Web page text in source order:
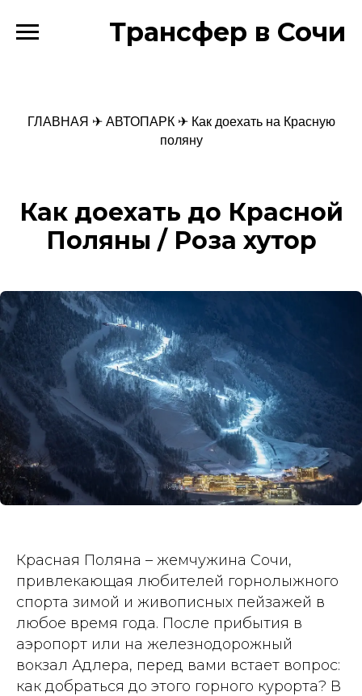
Трансфер в Сочи
ГЛАВНАЯ ✈ АВТОПАРК✈ Как доехать на Красную
поляну
Как доехать до Красной
Поляны / Роза хутор
Красная Поляна – жемчужина Сочи,
привлекающая любителей горнолыжного
спорта зимой и живописных пейзажей в
любое время года. После прибытия в
аэропорт или на железнодорожный
вокзал Адлера, перед вами встает вопрос:
как добраться до этого горного курорта? В